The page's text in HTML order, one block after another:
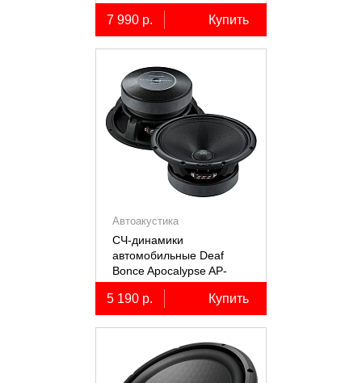
коаксиальные
двухполосные, 2 шт.
7 990 р. Купить
Автоакустика
СЧ-динамики
автомобильные Deaf
Bonce Apocalypse AP-
M61SE PRO
5 190 р. Купить